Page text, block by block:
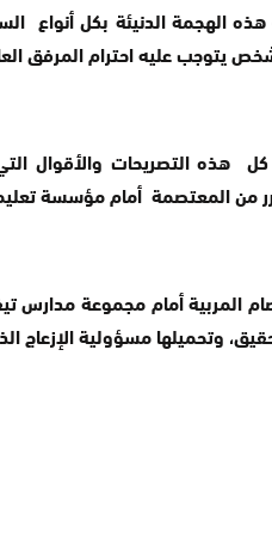
الهجمة الدنيئة بكل أنواع
يتوجب عليه احترام المرفق
هذه التصريحات والأقوال
من المعتصمة أمام مؤسسة
المربية أمام مجموعة مدارس
وتحميلها مسؤولية الإزعاج